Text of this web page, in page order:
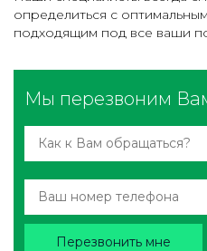
определиться с
подходящим под все ваши
Мы перезвоним
Перезвонить мне